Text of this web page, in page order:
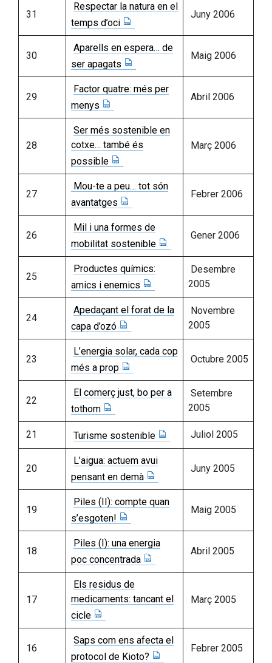
31
Respectar la natura en el
temps d’oci
Juny 2006
30
Aparells en espera… de
ser apagats
Maig 2006
29
Factor quatre: més per
menys
Abril 2006
28
Ser més sostenible en
cotxe… també és
possible
Març 2006
27
Mou-te a peu… tot són
avantatges
Febrer 2006
26
Mil i una formes de
mobilitat sostenible
Gener 2006
25
Productes químics:
amics i enemics
Desembre
2005
24
Apedaçant el forat de la
capa d’ozó
Novembre
2005
23
L’energia solar, cada cop
més a prop
Octubre 2005
22
El comerç just, bo per a
tothom
Setembre
2005
21 Turisme sostenible Juliol 2005
20
L’aigua: actuem avui
pensant en demà
Juny 2005
19
Piles (II): compte quan
s’esgoten!
Maig 2005
18
Piles (I): una energia
poc concentrada
Abril 2005
17
Els residus de
medicaments: tancant el
cicle
Març 2005
16
Saps com ens afecta el
protocol de Kioto?
Febrer 2005